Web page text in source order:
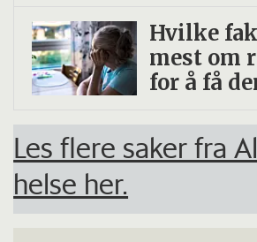
Hvilke
mest om
for å få
Les flere saker fra
helse her.